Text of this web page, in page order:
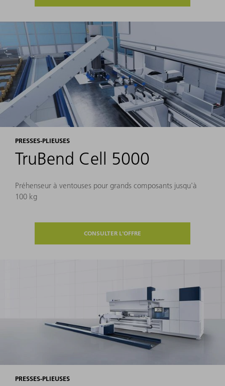
PRESSES-PLIEUSES
TruBend Cell 5000
Préhenseur à ventouses pour grands composants jusqu'à
100 kg
CONSULTER L'OFFRE
PRESSES-PLIEUSES